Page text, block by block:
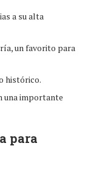
a su alta
un favorito para
histórico.
una importante
para